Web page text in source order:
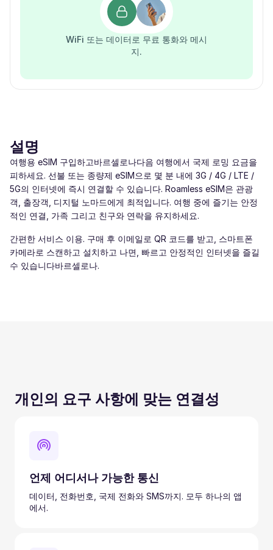
WiFi 또는 데이터로 무료 통화와 메시
지.
설명
여행용 eSIM 구입하고바르셀로나다음 여행에서 국제 로밍 요금을
피하세요. 선불 또는 종량제 eSIM으로 몇 분 내에 3G / 4G / LTE /
5G의 인터넷에 즉시 연결할 수 있습니다. Roamless eSIM은 관광
객, 출장객, 디지털 노마드에게 최적입니다. 여행 중에 즐기는 안정
적인 연결, 가족 그리고 친구와 연락을 유지하세요.
간편한 서비스 이용. 구매 후 이메일로 QR 코드를 받고, 스마트폰
카메라로 스캔하고 설치하고 나면, 빠르고 안정적인 인터넷을 즐길
수 있습니다바르셀로나.
개인의 요구 사항에 맞는 연결성
언제 어디서나 가능한 통신
데이터, 전화번호, 국제 전화와 SMS까지. 모두 하나의 앱
에서.